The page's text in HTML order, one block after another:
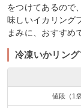
をつけてあるので
味しいイカリング
まみに、おすすめ
冷凍いかリング
値段（1袋